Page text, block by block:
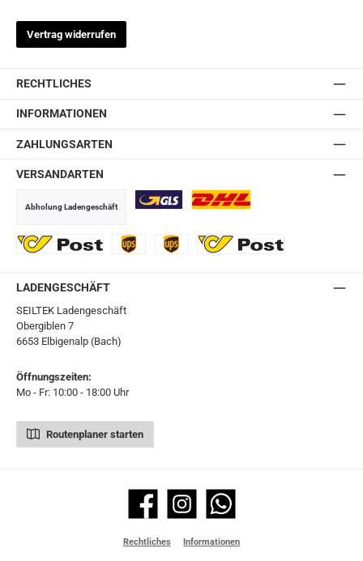
Vertrag widerrufen
RECHTLICHES
INFORMATIONEN
ZAHLUNGSARTEN
VERSANDARTEN
Abholung Ladengeschäft
LADENGESCHÄFT
SEILTEK Ladengeschäft
Obergiblen 7
6653 Elbigenalp (Bach)
Öffnungszeiten:
Mo - Fr: 10:00 - 18:00 Uhr
Routenplaner starten
Facebook Instagram WhatsApp
Rechtliches Informationen